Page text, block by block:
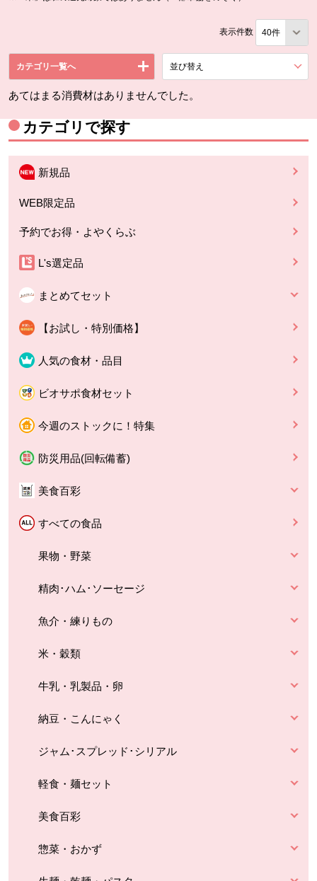
表示件数
カテゴリ一覧へ 並び替え
あてはまる消費材はありませんでした。
カテゴリで探す
新規品
WEB限定品
予約でお得・よやくらぶ
L's選定品
まとめてセット
【お試し・特別価格】
人気の食材・品目
ビオサポ食材セット
今週のストックに！特集
防災用品(回転備蓄)
美食百彩
すべての食品
果物・野菜
精肉･ハム･ソーセージ
魚介・練りもの
米・穀類
牛乳・乳製品・卵
納豆・こんにゃく
ジャム･スプレッド･シリアル
軽食・麺セット
美食百彩
惣菜・おかず